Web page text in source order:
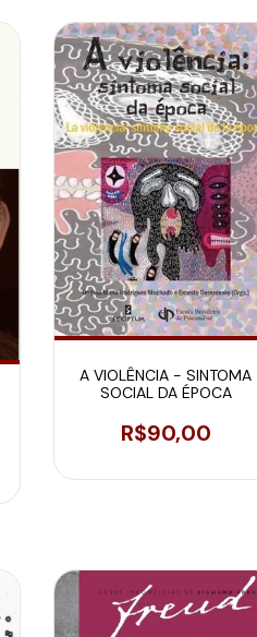
A VIOLÊNCIA - SINTOMA
SOCIAL DA ÉPOCA
R$90,00